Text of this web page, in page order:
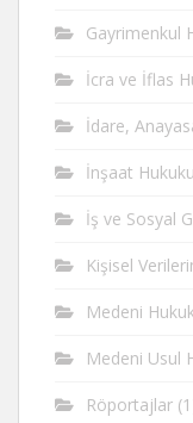
Gayrimenkul
İcra ve İflas
İdare,
İnşaat Hukuku
İş ve Sosyal
Kişisel
Medeni
Medeni Usul
Röportajlar